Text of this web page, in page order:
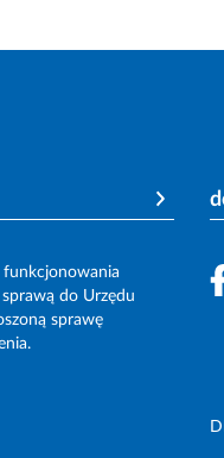
funkcjonowania
sprawą do Urzędu
sprawę